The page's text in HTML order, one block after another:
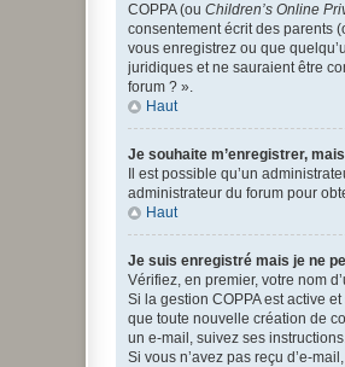
COPPA (ou Children’s Online
consentement écrit des parents
vous enregistrez ou que
juridiques et ne sauraient être
forum ? ».
Haut
Je souhaite m’enregistrer,
Il est possible qu’un
administrateur du forum pour
Haut
Je suis enregistré mais je ne
Vérifiez, en premier, votre nom
Si la gestion COPPA est active
que toute nouvelle création de
un e-mail, suivez ses
Si vous n’avez pas reçu d’e-